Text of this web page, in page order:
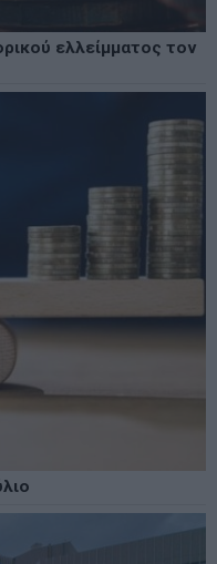
ελλείμματος τον